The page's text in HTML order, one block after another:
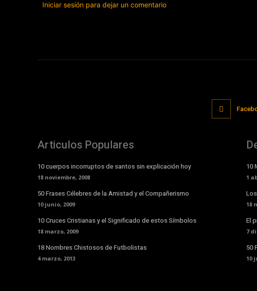
Iniciar sesión para dejar un comentario
Articulos Populares
10 cuerpos incorruptos de santos sin explicación hoy
18 noviembre, 2008
50 Frases Célebres de la Amistad y el Compañerismo
10 junio, 2009
10 Cruces Cristianas y el Significado de estos Símbolos
18 marzo, 2009
18 Nombres Chistosos de Futbolistas
4 marzo, 2013
10
1
18
El
7
50
10